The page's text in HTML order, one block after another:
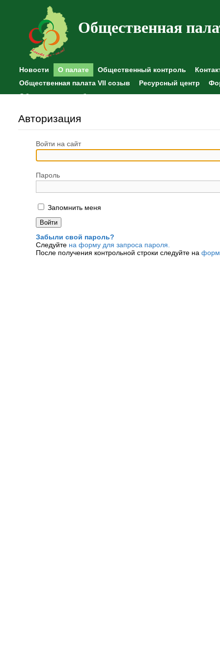
Общественная
Новости О палате Общественный контроль
Общественная палата VII созыв
Ресурсный центр
Общественные наблюдения
Авторизация
Войти на сайт
Пароль
Запомнить меня
Забыли свой пароль?
Следуйте на форму для запроса пароля.
После получения контрольной строки следуйте на